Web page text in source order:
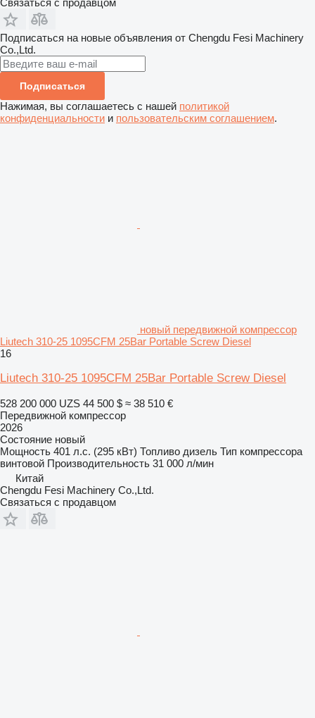
Связаться с продавцом
Подписаться на новые объявления от Chengdu Fesi Machinery
Co.,Ltd.
Подписаться
Нажимая, вы соглашаетесь с нашей политикой
конфиденциальности и пользовательским соглашением.
новый передвижной компрессор
Liutech 310-25 1095CFM 25Bar Portable Screw Diesel
16
Liutech 310-25 1095CFM 25Bar Portable Screw Diesel
528 200 000 UZS 44 500 $ ≈ 38 510 €
Передвижной компрессор
2026
Состояние новый
Мощность 401 л.с. (295 кВт) Топливо дизель Тип компрессора
винтовой Производительность 31 000 л/мин
Китай
Chengdu Fesi Machinery Co.,Ltd.
Связаться с продавцом